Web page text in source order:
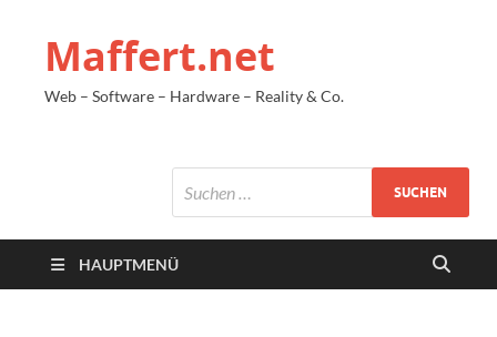
Maffert.net
Web – Software – Hardware – Reality & Co.
HAUPTMENÜ